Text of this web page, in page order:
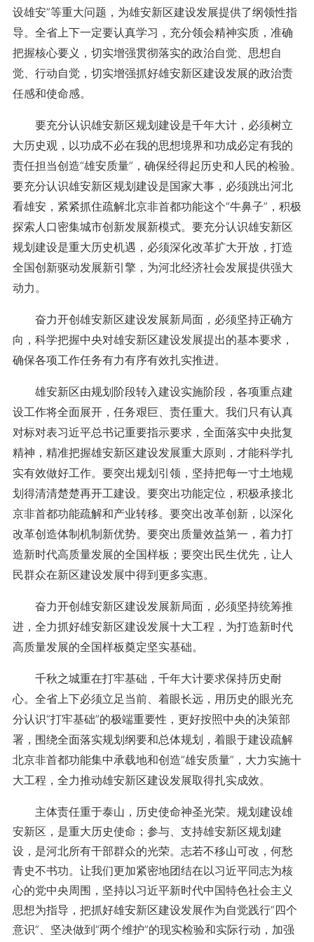
设雄安”等重大问题，为雄安新区建设发展提供了纲领性指
导。全省上下一定要认真学习，充分领会精神实质，准确
把握核心要义，切实增强贯彻落实的政治自觉、思想自
觉、行动自觉，切实增强抓好雄安新区建设发展的政治责
任感和使命感。
要充分认识雄安新区规划建设是千年大计，必须树立
大历史观，以功成不必在我的思想境界和功成必定有我的
责任担当创造“雄安质量”，确保经得起历史和人民的检验。
要充分认识雄安新区规划建设是国家大事，必须跳出河北
看雄安，紧紧抓住疏解北京非首都功能这个“牛鼻子”，积极
探索人口密集城市创新发展新模式。要充分认识雄安新区
规划建设是重大历史机遇，必须深化改革扩大开放，打造
全国创新驱动发展新引擎，为河北经济社会发展提供强大
动力。
奋力开创雄安新区建设发展新局面，必须坚持正确方
向，科学把握中央对雄安新区建设发展提出的基本要求，
确保各项工作任务有力有序有效扎实推进。
雄安新区由规划阶段转入建设实施阶段，各项重点建
设工作将全面展开，任务艰巨、责任重大。我们只有认真
对标对表习近平总书记重要指示要求，全面落实中央批复
精神，精准把握雄安新区建设发展重大原则，才能科学扎
实有效做好工作。要突出规划引领，坚持把每一寸土地规
划得清清楚楚再开工建设。要突出功能定位，积极承接北
京非首都功能疏解和产业转移。要突出改革创新，以深化
改革创造体制机制新优势。要突出质量效益第一，着力打
造新时代高质量发展的全国样板；要突出民生优先，让人
民群众在新区建设发展中得到更多实惠。
奋力开创雄安新区建设发展新局面，必须坚持统筹推
进，全力抓好雄安新区建设发展十大工程，为打造新时代
高质量发展的全国样板奠定坚实基础。
千秋之城重在打牢基础，千年大计要求保持历史耐
心。全省上下必须立足当前、着眼长远，用历史的眼光充
分认识“打牢基础”的极端重要性，更好按照中央的决策部
署，围绕全面落实规划纲要和总体规划，着眼于建设疏解
北京非首都功能集中承载地和创造“雄安质量”，大力实施十
大工程，全力推动雄安新区建设发展取得扎实成效。
主体责任重于泰山，历史使命神圣光荣。规划建设雄
安新区，是重大历史使命；参与、支持雄安新区规划建
设，是河北所有干部群众的光荣。志若不移山可改，何愁
青史不书功。让我们更加紧密地团结在以习近平同志为核
心的党中央周围，坚持以习近平新时代中国特色社会主义
思想为指导，把抓好雄安新区建设发展作为自觉践行“四个
意识”、坚决做到“两个维护”的现实检验和实际行动，加强